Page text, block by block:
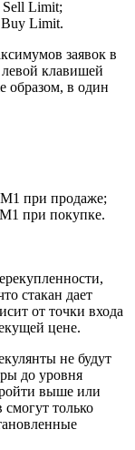
Limit;
Buy Limit.
заявок в
клавишей
образом, в один
при продаже;
при покупке.
стакан дает
от точки входа
цене.
не будут
до уровня
выше или
только